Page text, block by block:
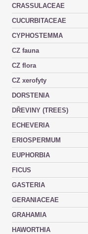
CRASSULACEAE
CUCURBITACEAE
CYPHOSTEMMA
CZ fauna
CZ flora
CZ xerofyty
DORSTENIA
DŘEVINY (TREES)
ECHEVERIA
ERIOSPERMUM
EUPHORBIA
FICUS
GASTERIA
GERANIACEAE
GRAHAMIA
HAWORTHIA